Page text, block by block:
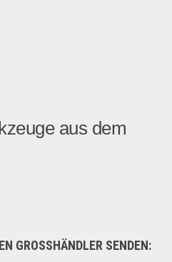
aus dem
GROSSHÄNDLER SENDEN: